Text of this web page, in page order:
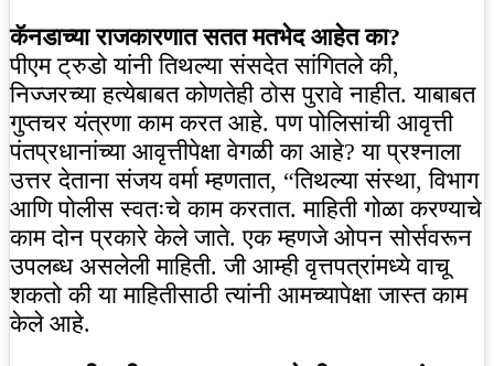
कॅनडाच्या राजकारणात सतत मतभेद आहेत का?
पीएम ट्रुडो यांनी तिथल्या संसदेत सांगितले की,
निज्जरच्या हत्येबाबत कोणतेही ठोस पुरावे नाहीत. याबाबत
गुप्तचर यंत्रणा काम करत आहे. पण पोलिसांची आवृत्ती
पंतप्रधानांच्या आवृत्तीपेक्षा वेगळी का आहे? या प्रश्नाला
उत्तर देताना संजय वर्मा म्हणतात, “तिथल्या संस्था, विभाग
आणि पोलीस स्वतःचे काम करतात. माहिती गोळा करण्याचे
काम दोन प्रकारे केले जाते. एक म्हणजे ओपन सोर्सवरून
उपलब्ध असलेली माहिती. जी आम्ही वृत्तपत्रांमध्ये वाचू
शकतो की या माहितीसाठी त्यांनी आमच्यापेक्षा जास्त काम
केले आहे.